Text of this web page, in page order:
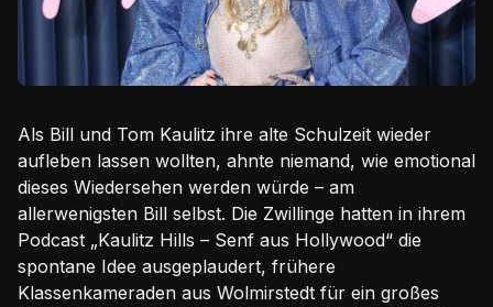
Als Bill und Tom Kaulitz ihre alte Schulzeit wieder
aufleben lassen wollten, ahnte niemand, wie emotional
dieses Wiedersehen werden würde – am
allerwenigsten Bill selbst. Die Zwillinge hatten in ihrem
Podcast „Kaulitz Hills – Senf aus Hollywood“ die
spontane Idee ausgeplaudert, frühere
Klassenkameraden aus Wolmirstedt für ein großes